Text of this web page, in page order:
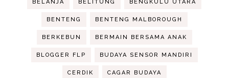
BELANJA BELITUNG BENGKULU UTARA
BENTENG BENTENG MALBOROUGH
BERKEBUN BERMAIN BERSAMA ANAK
BLOGGER FLP BUDAYA SENSOR MANDIRI
CERDIK CAGAR BUDAYA